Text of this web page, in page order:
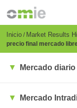
principal
Breadcrumb
Inicio Market Results
precio final mercado
Mercado diario
Mercado